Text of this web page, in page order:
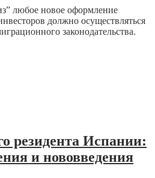
любое новое оформление
должно осуществляться
законодательства.
резидента Испании:
и нововведения